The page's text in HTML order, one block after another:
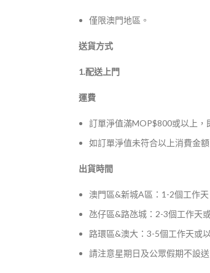
僅限澳門地區。
送貨方式
1.配送上門
運費
訂單淨值滿MOP$800或以上，
如訂單淨值未符合以上消費金
出貨時間
澳門區&新城A區：1-2個工作
氹仔區&路氹城：2-3個工作天
路環區&澳大：3-5個工作天或
請注意星期日及公眾假期不設